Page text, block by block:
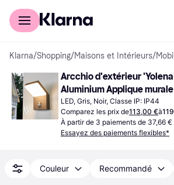
Acheter avec Klarna
Klarna/Shopping/Maisons et Intérieurs/
Arcchio d'extérieur
Aluminium Applique murale
LED, Gris, Noir, Classe IP: IP44
Comparez les prix de113,00 €à
À partir de 3 paiements de 37,66
Essayez des paiements flexibles*
Couleur Recommandé